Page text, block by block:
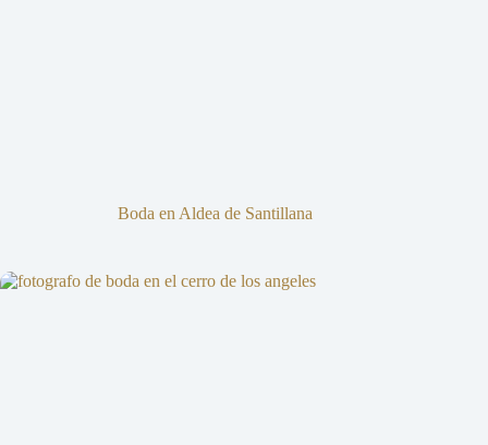
Boda en Aldea de Santillana